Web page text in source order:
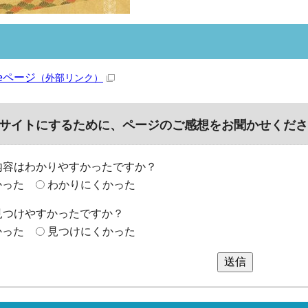
ージ （外部リンク）
イトにするために、ページのご感想をお聞かせくだ
はわかりやすかったですか？
た
わかりにくかった
けやすかったですか？
た
見つけにくかった
送信